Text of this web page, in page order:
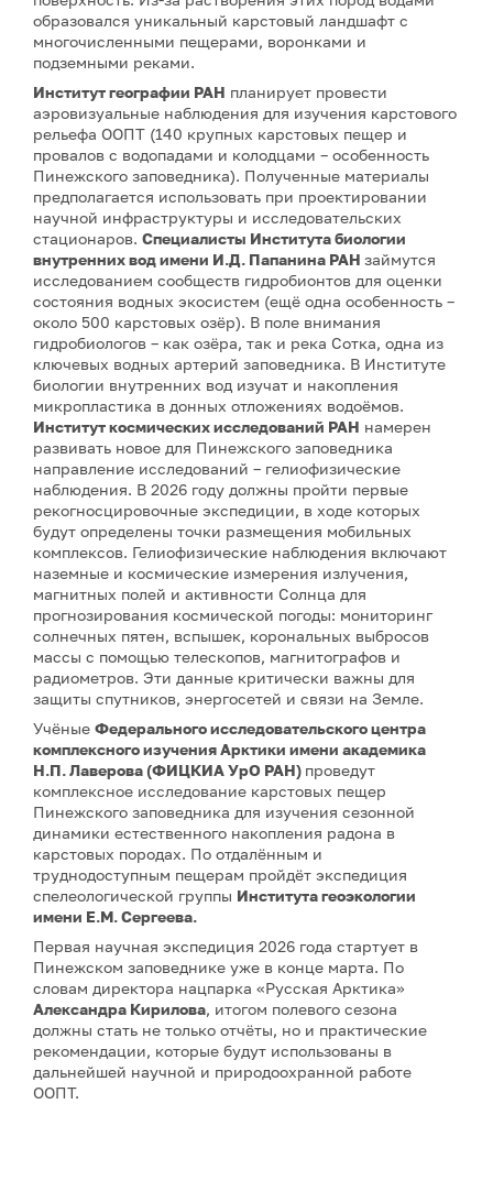
образовался уникальный карстовый ландшафт с
многочисленными пещерами, воронками и
подземными реками.
Институт географии РАН планирует провести
аэровизуальные наблюдения для изучения карстового
рельефа ООПТ (140 крупных карстовых пещер и
провалов с водопадами и колодцами – особенность
Пинежского заповедника). Полученные материалы
предполагается использовать при проектировании
научной инфраструктуры и исследовательских
стационаров. Специалисты Института биологии
внутренних вод имени И.Д. Папанина РАН займутся
исследованием сообществ гидробионтов для оценки
состояния водных экосистем (ещё одна особенность –
около 500 карстовых озёр). В поле внимания
гидробиологов – как озёра, так и река Сотка, одна из
ключевых водных артерий заповедника. В Институте
биологии внутренних вод изучат и накопления
микропластика в донных отложениях водоёмов.
Институт космических исследований РАН намерен
развивать новое для Пинежского заповедника
направление исследований – гелиофизические
наблюдения. В 2026 году должны пройти первые
рекогносцировочные экспедиции, в ходе которых
будут определены точки размещения мобильных
комплексов. Гелиофизические наблюдения включают
наземные и космические измерения излучения,
магнитных полей и активности Солнца для
прогнозирования космической погоды: мониторинг
солнечных пятен, вспышек, корональных выбросов
массы с помощью телескопов, магнитографов и
радиометров. Эти данные критически важны для
защиты спутников, энергосетей и связи на Земле.
Учёные Федерального исследовательского центра
комплексного изучения Арктики имени академика
Н.П. Лаверова (ФИЦКИА УрО РАН) проведут
комплексное исследование карстовых пещер
Пинежского заповедника для изучения сезонной
динамики естественного накопления радона в
карстовых породах. По отдалённым и
труднодоступным пещерам пройдёт экспедиция
спелеологической группы Института геоэкологии
имени Е.М. Сергеева.
Первая научная экспедиция 2026 года стартует в
Пинежском заповеднике уже в конце марта. По
словам директора нацпарка «Русская Арктика»
Александра Кирилова, итогом полевого сезона
должны стать не только отчёты, но и практические
рекомендации, которые будут использованы в
дальнейшей научной и природоохранной работе
ООПТ.